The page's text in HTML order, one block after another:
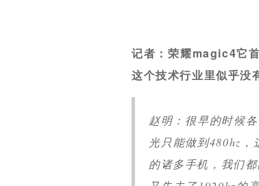
记者：荣耀magic4它
这个技术行业里似乎没
赵明：很早的时候
光只能做到480hz
的诸多手机，我们